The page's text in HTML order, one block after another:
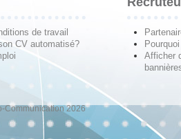
de travail
CV automatisé?
Afficher
Communication 2026